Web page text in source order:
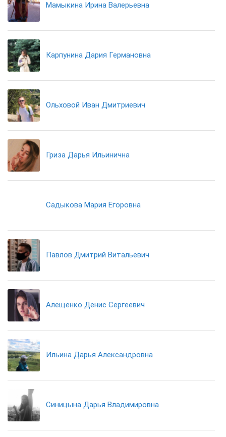
Мамыкина Ирина Валерьевна
Карпунина Дария Германовна
Ольховой Иван Дмитриевич
Гриза Дарья Ильинична
Садыкова Мария Егоровна
Павлов Дмитрий Витальевич
Алещенко Денис Сергеевич
Ильина Дарья Александровна
Синицына Дарья Владимировна